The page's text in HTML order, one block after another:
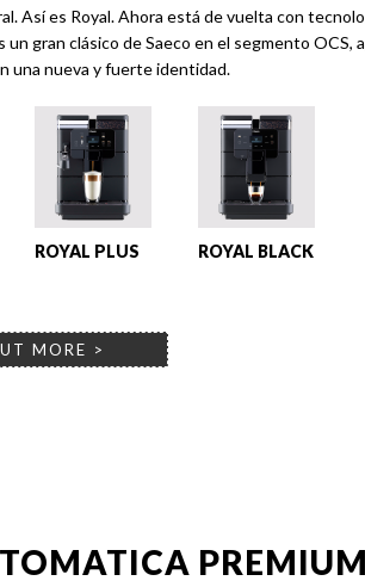
Así es Royal. Ahora está de vuelta con
un gran clásico de Saeco en el segmento OCS,
una nueva y fuerte identidad.
ROYAL PLUS ROYAL BLACK
MORE >
PREMIUM